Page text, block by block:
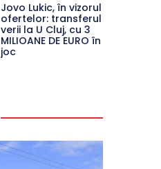
Jovo Lukic, în vizorul
ofertelor: transferul
verii la U Cluj, cu 3
MILIOANE DE EURO în
joc